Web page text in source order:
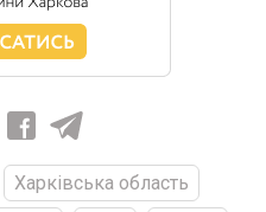
Харківська область